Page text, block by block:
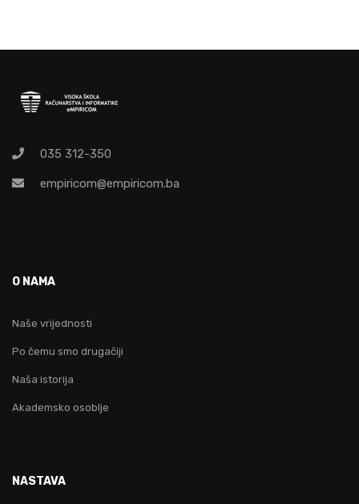
035 312-350
empiricom@empiricom.ba
O NAMA
Naše vrijednosti
Po čemu smo drugačiji
Naša istorija
Akademsko osoblje
NASTAVA